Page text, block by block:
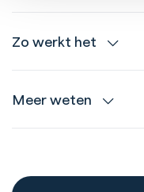
Zo werkt het
Meer weten